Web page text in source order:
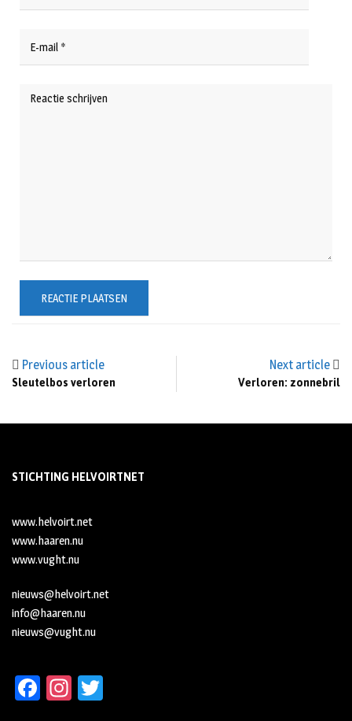
Previous article
Sleutelbos verloren
Next article
Verloren: zonnebril
STICHTING HELVOIRTNET
www.helvoirt.net
www.haaren.nu
www.vught.nu
nieuws@helvoirt.net
info@haaren.nu
nieuws@vught.nu
Fa In